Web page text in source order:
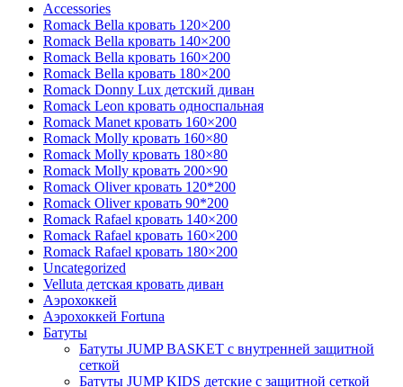
Accessories
Romack Bella кровать 120×200
Romack Bella кровать 140×200
Romack Bella кровать 160×200
Romack Bella кровать 180×200
Romack Donny Lux детский диван
Romack Leon кровать односпальная
Romack Manet кровать 160×200
Romack Molly кровать 160×80
Romack Molly кровать 180×80
Romack Molly кровать 200×90
Romack Oliver кровать 120*200
Romack Oliver кровать 90*200
Romack Rafael кровать 140×200
Romack Rafael кровать 160×200
Romack Rafael кровать 180×200
Uncategorized
Velluta детская кровать диван
Аэрохоккей
Аэрохоккей Fortuna
Батуты
Батуты JUMP BASKET с внутренней защитной
сеткой
Батуты JUMP KIDS детские с защитной сеткой